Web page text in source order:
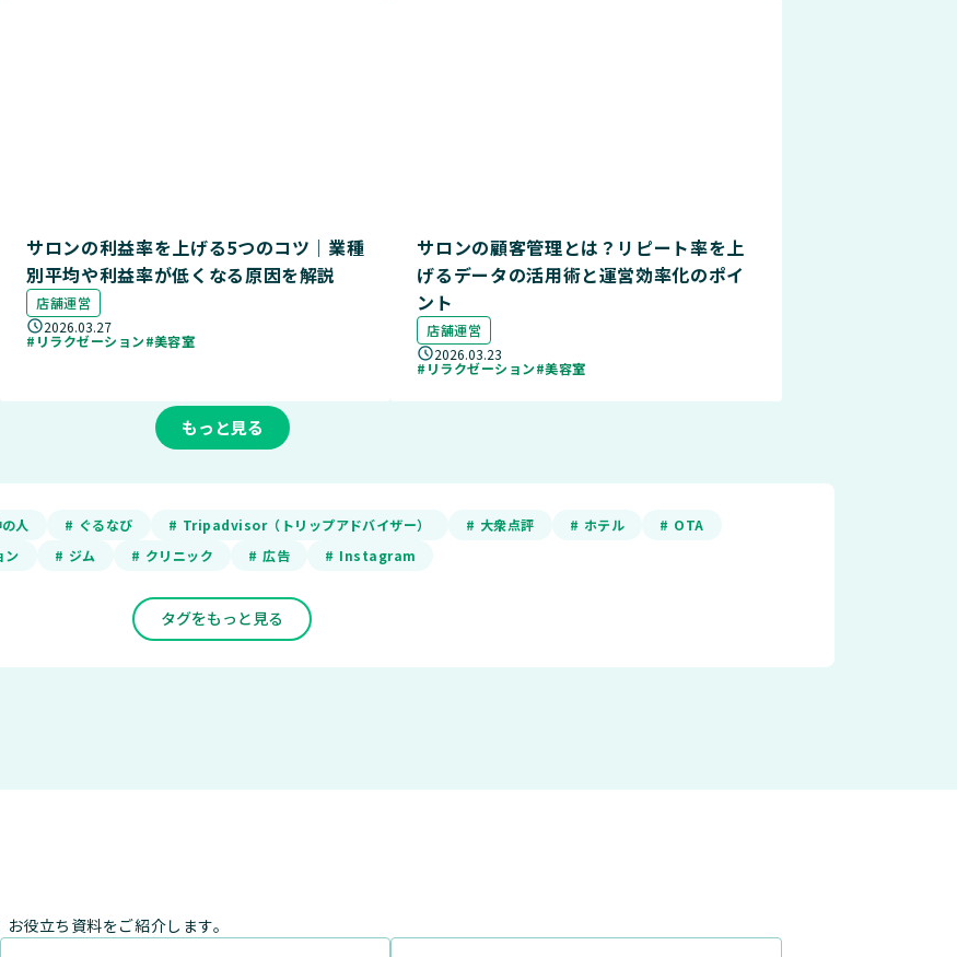
サロンの利益率を上げる5つのコツ｜業種
別平均や利益率が低くなる原因を解説
店舗運営
2026.03.27
#リラクゼーション#美容室
サロンの顧客管理とは？リピート率を上
げるデータの活用術と運営効率化のポイ
ント
店舗運営
2026.03.23
#リラクゼーション#美容室
もっと見る
人 # ぐるなび # Tripadvisor（トリップアドバイザー） # 大衆点評 # ホテル
# OTA
ン # ジム # クリニック # 広告 # Instagram
タグをもっと見る
役立ち資料をご紹介します。